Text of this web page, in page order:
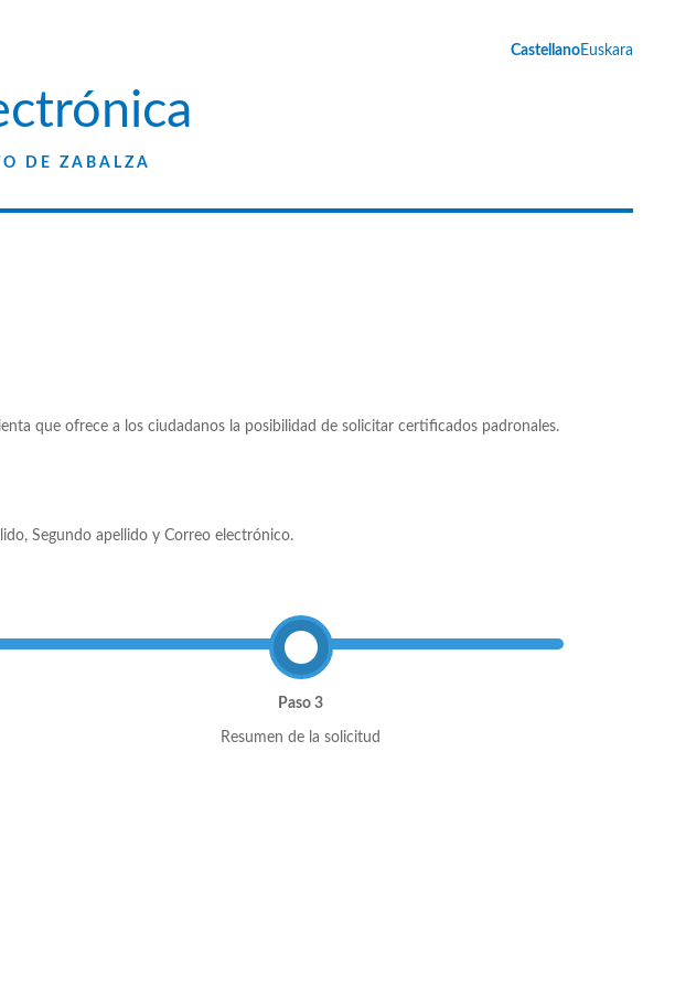
CastellanoEuskara
DE ZABALZA
que ofrece a los ciudadanos la posibilidad de solicitar certificados padronales.
Segundo apellido y Correo electrónico.
Paso 3
Resumen de la solicitud